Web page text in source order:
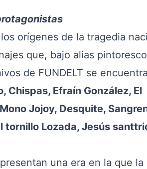
orígenes de la tragedia
que, bajo alias
de FUNDELT se
Chispas, Efraín González, El
Jojoy, Desquite,
tornillo Lozada, Jesús
una era en la que la